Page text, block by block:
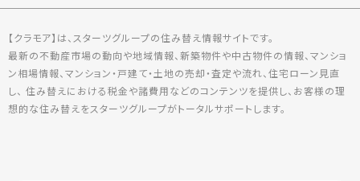
【クラモア】は、スターツグループの住み替え情報サイトです。
最新の不動産市場の動向や地域情報、新築物件や中古物件の情報、マンショ
ン相場情報、マンション・戸建て・土地の売却・査定や流れ、住宅ローン見直
し、 住み替えにおける税金や諸費用などのコンテンツを提供し、お客様の理
想的な住み替えをスターツグループがトータルサポートします。